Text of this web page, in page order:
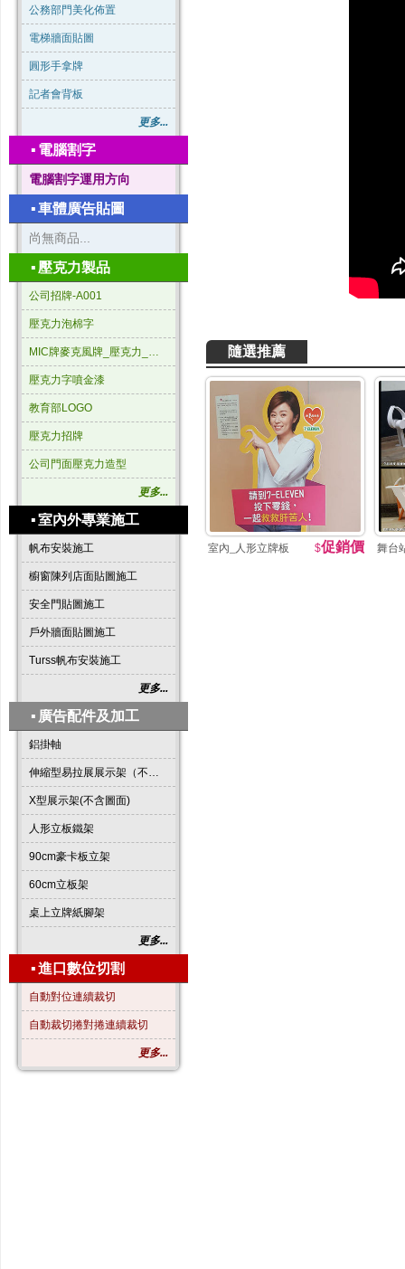
公務部門美化佈置
電梯牆面貼圖
圓形手拿牌
記者會背板
更多...
▪ 電腦割字
電腦割字運用方向
▪車體廣告貼圖
尚無商品...
▪ 壓克力製品
公司招牌-A001
壓克力泡棉字
MIC牌麥克風牌_壓克力_三角形
壓克力字噴金漆
教育部LOGO
壓克力招牌
公司門面壓克力造型
更多...
▪室內外專業施工
帆布安裝施工
櫥窗陳列店面貼圖施工
安全門貼圖施工
戶外牆面貼圖施工
Turss帆布安裝施工
更多...
▪ 廣告配件及加工
鋁掛軸
伸縮型易拉展展示架（不含圖面）
X型展示架(不含圖面)
人形立板鐵架
90cm豪卡板立架
60cm立板架
桌上立牌紙腳架
更多...
▪進口數位切割
自動對位連續裁切
自動裁切捲對捲連續裁切
更多...
隨選推薦
室內_人形立牌板 $促銷價 舞台